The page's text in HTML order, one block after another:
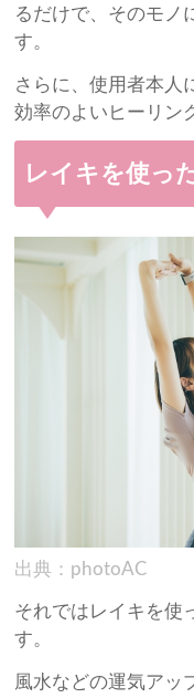
るだけで、そのモノ
す。
さらに、使用者本人
効率のよいヒーリン
レイキを使
出典：photoAC
それではレイキを使
す。
風水などの運気アッ